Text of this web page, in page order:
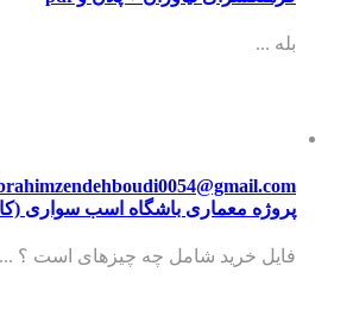
بله ...
پروژه معماری باشگاه اسب سواری
فایل خرید شامل چه چیزهای است ؟ ...